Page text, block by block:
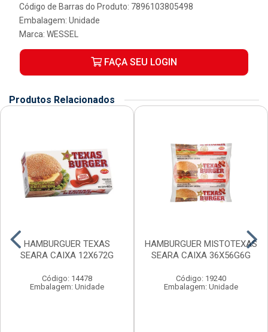
Código de Barras do Produto: 7896103805498
Embalagem: Unidade
Marca: WESSEL
FAÇA SEU LOGIN
Produtos Relacionados
HAMBURGUER TEXAS
SEARA CAIXA 12X672G
Código: 14478
Embalagem: Unidade
HAMBURGUER MISTOTEXAS
SEARA CAIXA 36X56G6G
Código: 19240
Embalagem: Unidade